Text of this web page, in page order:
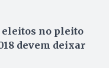
eleitos no pleito
devem deixar